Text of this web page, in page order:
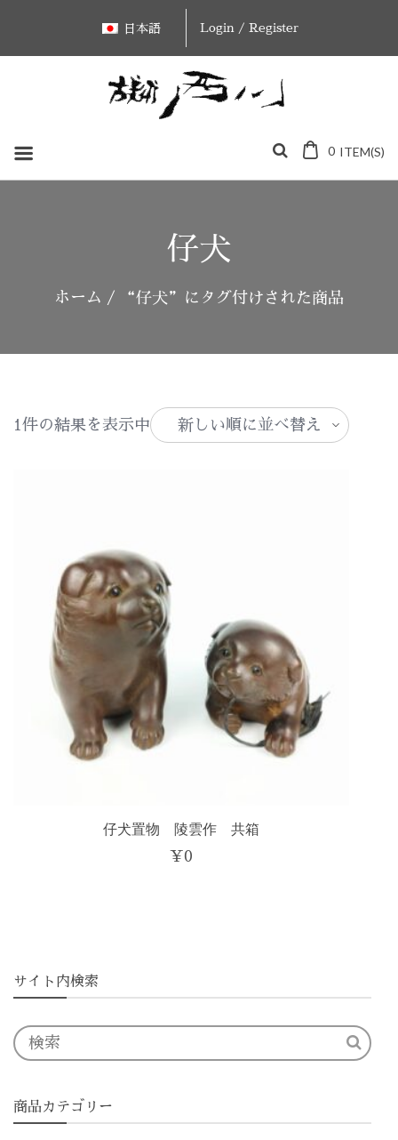
content
日本語 Login / Register
0 ITEM(S)
仔犬
ホーム / “仔犬”にタグ付けされた商品
1件の結果を表示中
仔犬置物 陵雲作 共箱
¥0
サイト内検索
商品カテゴリー